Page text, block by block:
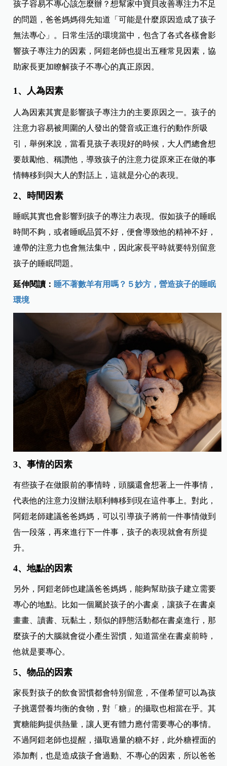
孩子容易不專心該怎麼辦？想幫家中寶貝改善專注力不足
的問題，爸爸媽媽得先知道「可能是什麼原因造成了孩子
無法專心」。日常生活的環境當中，包含了各式各樣會影
響孩子專注力的因素，阿鎧老師也提出五種常見因素，協
助家長更加瞭解孩子不專心的真正原因。
1、人為因素
人為因素其實是影響孩子專注力的主要原因之一。孩子的
注意力容易被周圍的人發出的聲音或正進行的動作所吸
引，舉例來說，當看見孩子表現好的時候，大人們總會想
要鼓勵他、稱讚他，導致孩子的注意力從原來正在做的事
情轉移到與大人的對話上，這就是分心的表現。
2、時間因素
睡眠其實也會影響到孩子的專注力表現。假如孩子的睡眠
時間不夠，或者睡眠品質不好，便會導致他的精神不好，
連帶的注意力也會無法集中，因此家長平時就要特別留意
孩子的睡眠問題。
延伸閱讀： 睡不著數羊有用嗎？５妙方，營造孩子的睡眠
環境
3、事情的因素
有些孩子在做眼前的事情時，頭腦還會想著上一件事情，
代表他的注意力沒辦法順利轉移到現在這件事上。對此，
阿鎧老師建議爸爸媽媽，可以引導孩子將前一件事情做到
告一段落，再來進行下一件事，孩子的表現就會有所提
升。
4、地點的因素
另外，阿鎧老師也建議爸爸媽媽，能夠幫助孩子建立需要
專心的地點。比如一個屬於孩子的小書桌，讓孩子在書桌
畫畫、讀書、玩黏土，類似的靜態活動都在書桌進行，那
麼孩子的大腦就會從小產生習慣，知道當坐在書桌前時，
他就是要專心。
5、物品的因素
家長對孩子的飲食習慣都會特別留意，不僅希望可以為孩
子挑選營養均衡的食物，對「糖」的攝取也相當在乎。其
實糖能夠提供熱量，讓人更有體力應付需要專心的事情。
不過阿鎧老師也提醒，攝取過量的糖不好，此外糖裡面的
添加劑，也是造成孩子會過動、不專心的因素，所以爸爸